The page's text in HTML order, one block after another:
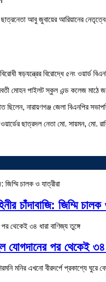
বিরোধী ষড়যন্ত্রের বিরোদ্ধে ৫নং
মোহন পাইলট স্কুল এন্ড কলেজ মাঠে
নারায়ণগঞ্জ জেলা বিএনপির
ছাত্রদল নেতা মো. সায়মন, মো.
চাঁদাবাজি: জিম্মি চালক
যোগদানের পর থেকেই ৩৪